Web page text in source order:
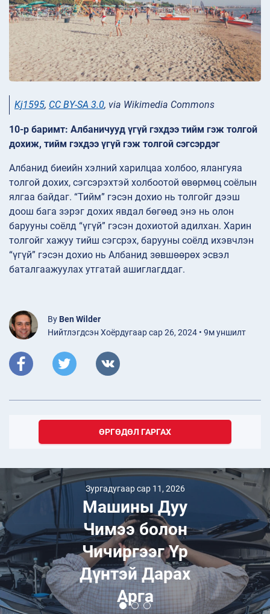
Kj1595, CC BY-SA 3.0, via Wikimedia Commons
10-р баримт: Албаничууд үгүй гэхдээ тийм гэж толгой
дохиж, тийм гэхдээ үгүй гэж толгой сэгсэрдэг
Албанид биеийн хэлний харилцаа холбоо, ялангуяа
толгой дохих, сэгсэрэхтэй холбоотой өвөрмөц соёлын
ялгаа байдаг. “Тийм” гэсэн дохио нь толгойг дээш
доош бага зэрэг дохих явдал бөгөөд энэ нь олон
барууны соёлд “үгүй” гэсэн дохиотой адилхан. Харин
толгойг хажуу тийш сэгсрэх, барууны соёлд ихэвчлэн
“үгүй” гэсэн дохио нь Албанид зөвшөөрөх эсвэл
баталгаажуулах утгатай ашиглагддаг.
By Ben Wilder
Нийтлэгдсэн Хоёрдугаар сар 26, 2024 • 9м уншилт
ӨРГӨДӨЛ ГАРГАХ
Зургадугаар сар 11, 2026
Машины Дуу
Чимээ болон
Чичиргээг Үр
Дүнтэй Дарах
Арга